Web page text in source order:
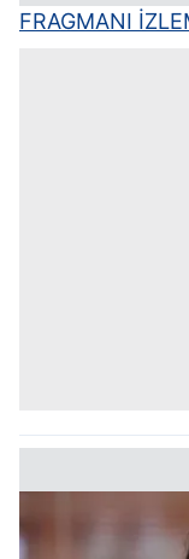
FRAGMANI